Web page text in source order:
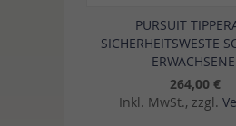
PURSUIT
SICHERHEITSWESTE
264,00 €
Inkl. MwSt., zzgl.